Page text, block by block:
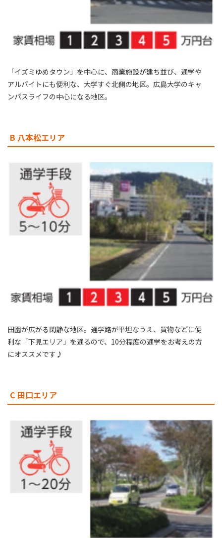
「イズミゆめタウン」を中心に、商業施設が建ち並び、通学や
アルバイトにも便利な、大学すぐ北側の地区。広島大学のキャ
ンパスライフの中心になる地区。
B 八本松エリア
田園が広がる閑静な地区。通学路が平坦なうえ、買物などに便
利な「下見エリア」を通るので、10分程度の通学をお考えの方
にオススメです♪
C 田口エリア